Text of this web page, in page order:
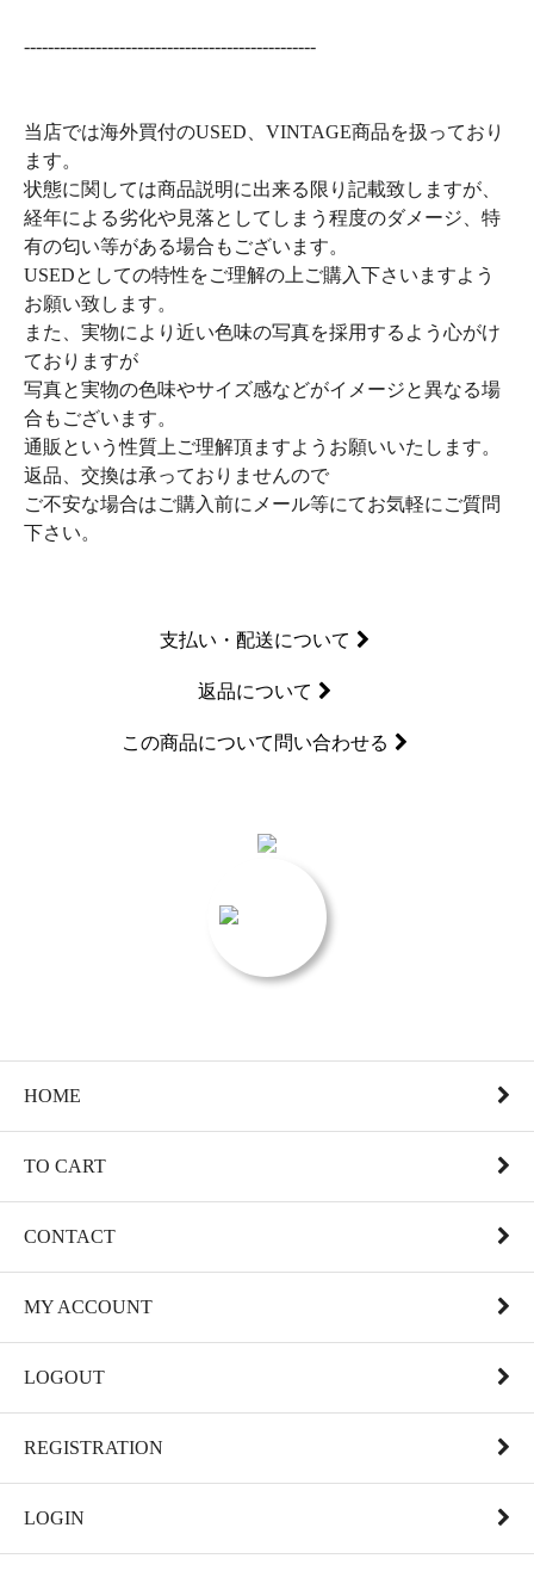
-------------------------------------------------
当店では海外買付のUSED、VINTAGE商品を扱っており
ます。
状態に関しては商品説明に出来る限り記載致しますが、
経年による劣化や見落としてしまう程度のダメージ、特
有の匂い等がある場合もございます。
USEDとしての特性をご理解の上ご購入下さいますよう
お願い致します。
また、実物により近い色味の写真を採用するよう心がけ
ておりますが
写真と実物の色味やサイズ感などがイメージと異なる場
合もございます。
通販という性質上ご理解頂ますようお願いいたします。
返品、交換は承っておりませんので
ご不安な場合はご購入前にメール等にてお気軽にご質問
下さい。
支払い・配送について
返品について
この商品について問い合わせる
HOME
TO CART
CONTACT
MY ACCOUNT
LOGOUT
REGISTRATION
LOGIN